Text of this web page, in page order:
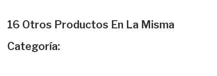
16 Otros Productos En La Misma
Categoría: